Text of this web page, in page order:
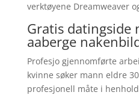
verktøyene Dreamweaver
Gratis datingside
aaberge
Profesjo gjennomførte
kvinne søker mann eldre
profesjonell måte i